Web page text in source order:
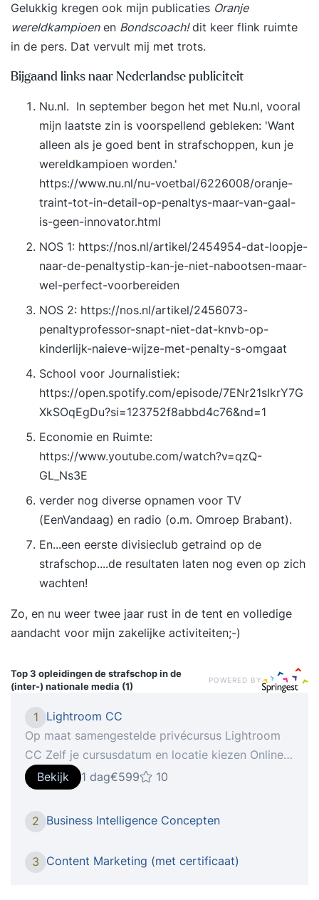
Gelukkig kregen ook mijn publicaties Oranje
wereldkampioenen Bondscoach!dit keer flink ruimte
in de pers. Dat vervult mij met trots.
Bijgaand links naar Nederlandse publiciteit
Nu.nl. In september begon het met Nu.nl, vooral
mijn laatste zin is voorspellend gebleken: 'Want
alleen als je goed bent in strafschoppen, kun je
wereldkampioen worden.'
https://www.nu.nl/nu-voetbal/6226008/oranje-
traint-tot-in-detail-op-penaltys-maar-van-gaal-
is-geen-innovator.html
NOS 1: https://nos.nl/artikel/2454954-dat-loopje-
naar-de-penaltystip-kan-je-niet-nabootsen-maar-
wel-perfect-voorbereiden
NOS 2: https://nos.nl/artikel/2456073-
penaltyprofessor-snapt-niet-dat-knvb-op-
kinderlijk-naieve-wijze-met-penalty-s-omgaat
School voor Journalistiek:
https://open.spotify.com/episode/7ENr21sIkrY7G
XkSOqEgDu?si=123752f8abbd4c76&nd=1
Economie en Ruimte:
https://www.youtube.com/watch?v=qzQ-
GL_Ns3E
verder nog diverse opnamen voor TV
(EenVandaag) en radio (o.m. Omroep Brabant).
En...een eerste divisieclub getraind op de
strafschop....de resultaten laten nog even op zich
wachten!
Zo, en nu weer twee jaar rust in de tent en volledige
aandacht voor mijn zakelijke activiteiten;-)
Top 3 opleidingende strafschop in de
(inter-) nationale media (1)
POWERED BY
1
Lightroom CC
Op maat samengestelde privécursus Lightroom
CC Zelf je cursusdatum en locatie kiezen Online
verder leren met StudyFlix De nieuwste telg van
Creative Cloud gooit in een flitsend jasje het roer
cursus Lightroom CC ga je aan de slag om, indien
toveren naar beeld waar je echt trots op kan zijn!
Bekijk 1 dag€599 10
2 Business Intelligence Concepten
3 Content Marketing (met certificaat)